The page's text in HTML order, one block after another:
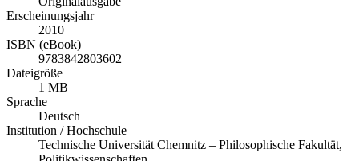
Erscheinungsjahr
2010
ISBN (eBook)
9783842803602
Dateigröße
1 MB
Sprache
Deutsch
Institution / Hochschule
Technische Universität Chemnitz – Philosophische Fakultät,